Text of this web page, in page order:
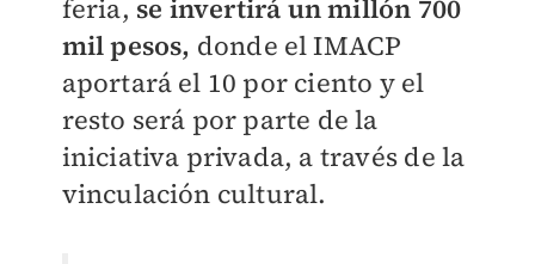
feria, se invertirá un millón 700
mil pesos, donde el IMACP
aportará el 10 por ciento y el
resto será por parte de la
iniciativa privada, a través de la
vinculación cultural.